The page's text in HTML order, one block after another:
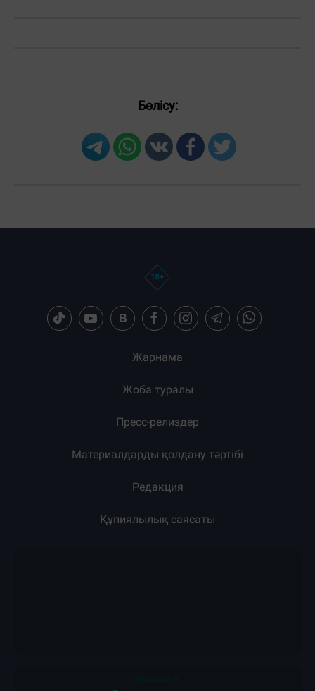
Бөлісу:
Жарнама
Жоба туралы
Пресс-релиздер
Материалдарды қолдану тәртібі
Редакция
Құпиялылық саясаты